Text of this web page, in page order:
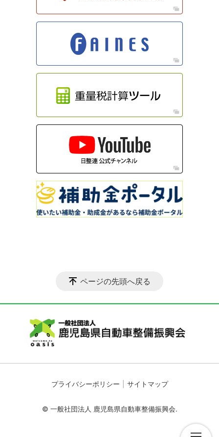
ページの先頭へ戻る
プライバシーポリシー サイトマップ
© 一般社団法人 鹿児島県自動車整備振興会.